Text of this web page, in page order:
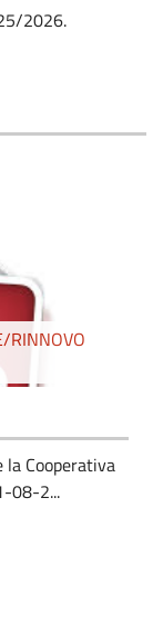
2026.
RINNOVO
la Cooperativa
08-2...